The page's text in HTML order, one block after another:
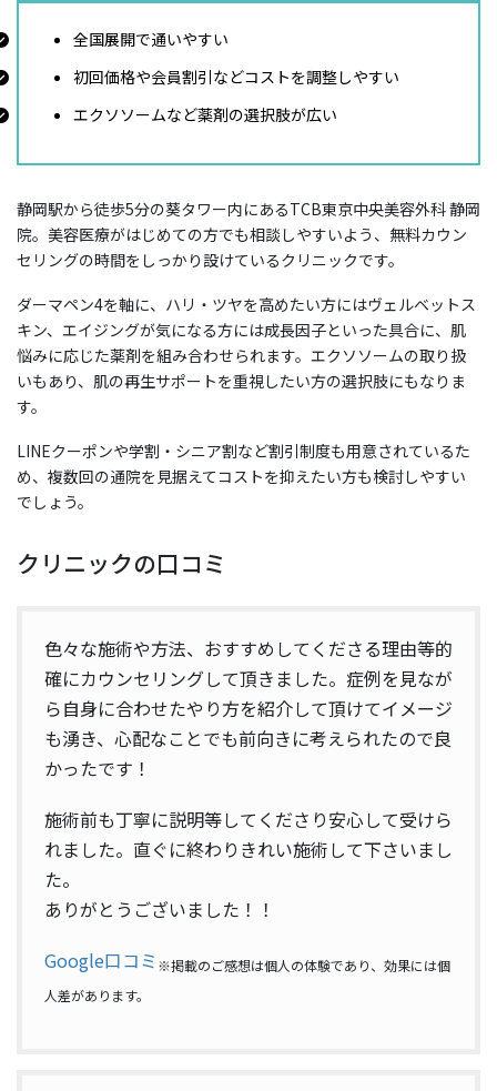
全国展開で通いやすい
初回価格や会員割引などコストを調整しやすい
エクソソームなど薬剤の選択肢が広い
静岡駅から徒歩5分の葵タワー内にあるTCB東京中央美容外科 静岡
院。美容医療がはじめての方でも相談しやすいよう、無料カウン
セリングの時間をしっかり設けているクリニックです。
ダーマペン4を軸に、ハリ・ツヤを高めたい方にはヴェルベットス
キン、エイジングが気になる方には成長因子といった具合に、肌
悩みに応じた薬剤を組み合わせられます。エクソソームの取り扱
いもあり、肌の再生サポートを重視したい方の選択肢にもなりま
す。
LINEクーポンや学割・シニア割など割引制度も用意されているた
め、複数回の通院を見据えてコストを抑えたい方も検討しやすい
でしょう。
クリニックの口コミ
色々な施術や方法、おすすめしてくださる理由等的
確にカウンセリングして頂きました。症例を見なが
ら自身に合わせたやり方を紹介して頂けてイメージ
も湧き、心配なことでも前向きに考えられたので良
かったです！
施術前も丁寧に説明等してくださり安心して受けら
れました。直ぐに終わりきれい施術して下さいまし
た。
ありがとうございました！！
Google口コミ ※掲載のご感想は個人の体験であり、効果には個
人差があります。